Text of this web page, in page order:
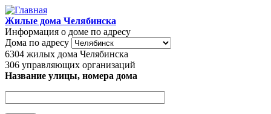
Перейти к основному содержанию
Жилые дома Челябинска
Информация о доме по адресу
Дома по адресу
6304 жилых дома Челябинска
306 управляющих организаций
Название улицы, номера дома